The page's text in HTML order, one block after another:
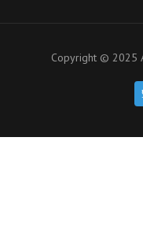
Copyright © 2025